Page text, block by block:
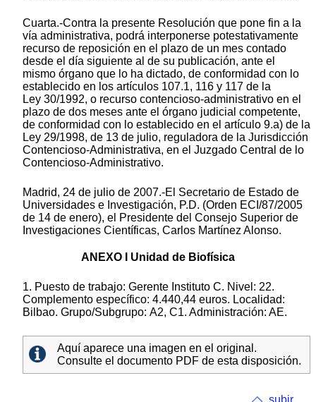
Cuarta.-Contra la presente Resolución que pone fin a la
vía administrativa, podrá interponerse potestativamente
recurso de reposición en el plazo de un mes contado
desde el día siguiente al de su publicación, ante el
mismo órgano que lo ha dictado, de conformidad con lo
establecido en los artículos 107.1, 116 y 117 de la
Ley 30/1992, o recurso contencioso-administrativo en el
plazo de dos meses ante el órgano judicial competente,
de conformidad con lo establecido en el artículo 9.a) de la
Ley 29/1998, de 13 de julio, reguladora de la Jurisdicción
Contencioso-Administrativa, en el Juzgado Central de lo
Contencioso-Administrativo.
Madrid, 24 de julio de 2007.-El Secretario de Estado de
Universidades e Investigación, P.D. (Orden ECI/87/2005
de 14 de enero), el Presidente del Consejo Superior de
Investigaciones Científicas, Carlos Martínez Alonso.
ANEXO I Unidad de Biofísica
1. Puesto de trabajo: Gerente Instituto C. Nivel: 22.
Complemento específico: 4.440,44 euros. Localidad:
Bilbao. Grupo/Subgrupo: A2, C1. Administración: AE.
Aquí aparece una imagen en el original.
Consulte el documento PDF de esta disposición.
subir